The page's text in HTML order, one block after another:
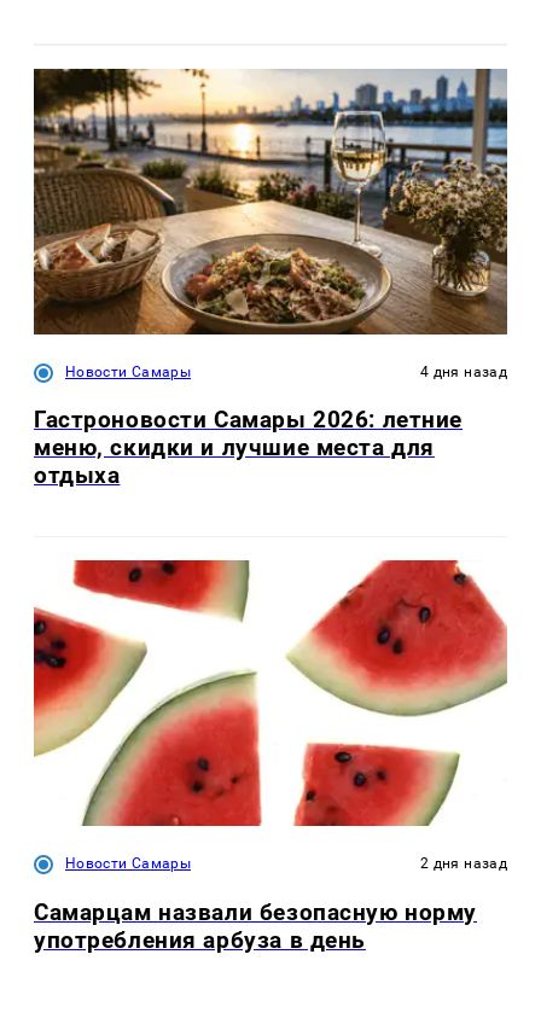
Новости Самары 4 дня назад
Гастроновости Самары 2026: летние
меню, скидки и лучшие места для
отдыха
Новости Самары 2 дня назад
Самарцам назвали безопасную норму
употребления арбуза в день